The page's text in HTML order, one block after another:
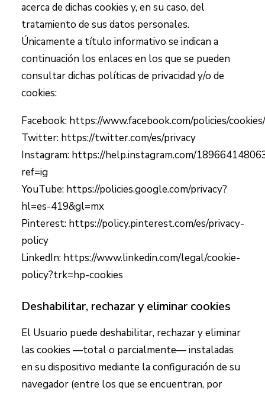
acerca de dichas cookies y, en su caso, del
tratamiento de sus datos personales.
Únicamente a título informativo se indican a
continuación los enlaces en los que se pueden
consultar dichas políticas de privacidad y/o de
cookies:
Facebook: https://www.facebook.com/policies/cookies/
Twitter: https://twitter.com/es/privacy
Instagram: https://help.instagram.com/
ref=ig
YouTube: https://policies.google.com/privacy?
hl=es-419&gl=mx
Pinterest: https://policy.pinterest.com/es/privacy-
policy
LinkedIn: https://www.linkedin.com/legal/cookie-
policy?trk=hp-cookies
Deshabilitar, rechazar y eliminar cookies
El Usuario puede deshabilitar, rechazar y eliminar
las cookies —total o parcialmente— instaladas
en su dispositivo mediante la configuración de su
navegador (entre los que se encuentran, por